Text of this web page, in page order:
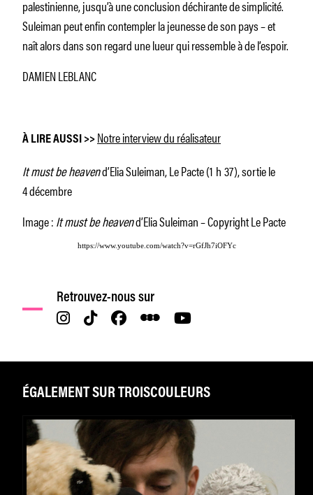
palestinienne, jusqu’à une conclusion déchirante de simplicité.
Suleiman peut enfin contempler la jeunesse de son pays – et
naît alors dans son regard une lueur qui ressemble à de l’espoir.
DAMIEN LEBLANC
À LIRE AUSSI >> Notre interview du réalisateur
It must be heavend’Elia Suleiman, Le Pacte (1 h 37), sortie le
4 décembre
Image :It must be heavend’Elia Suleiman – Copyright Le Pacte
https://www.youtube.com/watch?v=rGfJh7iOFYc
Retrouvez-nous sur
ÉGALEMENT SUR TROISCOULEURS